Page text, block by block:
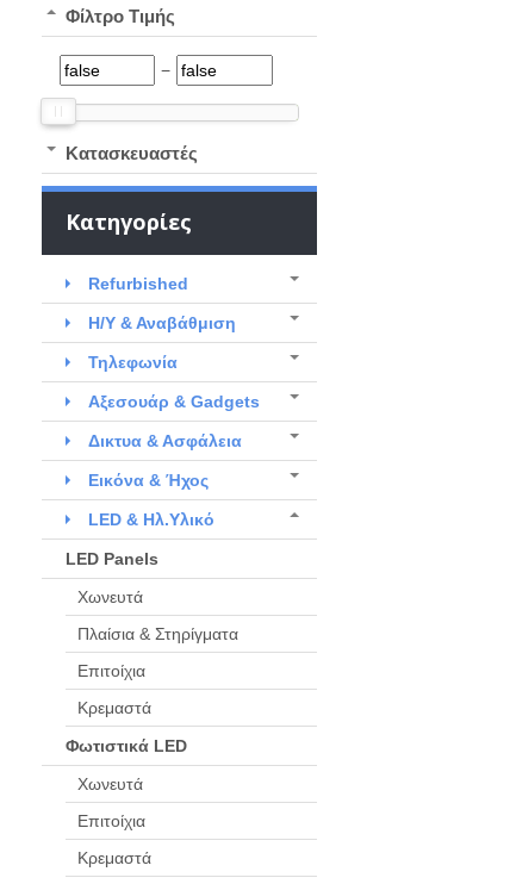
Φίλτρο Τιμής
−
Kατασκευαστές
Κατηγορίες
Refurbished
Η/Υ & Αναβάθμιση
Τηλεφωνία
Αξεσουάρ & Gadgets
Δικτυα & Ασφάλεια
Εικόνα & Ήχος
LED & Ηλ.Υλικό
LED Panels
Χωνευτά
Πλαίσια & Στηρίγματα
Επιτοίχια
Κρεμαστά
Φωτιστικά LED
Χωνευτά
Επιτοίχια
Κρεμαστά